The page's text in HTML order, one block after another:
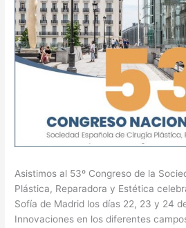
Asistimos al 53º Congreso de la
Plástica, Reparadora y Estética
Sofía de Madrid los días 22, 23 y 24
Innovaciones en los diferentes